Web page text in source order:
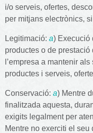
i/o serveis, ofertes,
per mitjans electrònics,
Legitimació: a) Execució
productes o de prestació
l’empresa a mantenir
productes i serveis,
Conservació: a) Mentre
finalitzada aquesta,
exigits legalment per
Mentre no exerciti el seu